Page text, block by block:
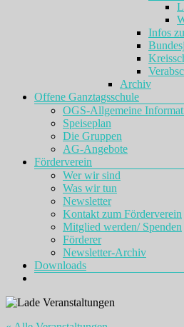
Infos
Archiv
Offene Ganztagsschule
OGS-Allgemeine
Speiseplan
Die Gruppen
AG-Angebote
Förderverein
Wer wir sind
Was wir tun
Newsletter
Kontakt zum Förderverein
Mitglied werden/ Spenden
Förderer
Newsletter-Archiv
Downloads